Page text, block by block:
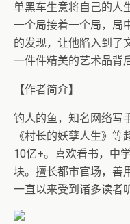
单黑车生意将自己的人
一个局接着一个局，局
的发现，让他陷入到了
一件件精美的艺术品背
【作者简介】
钓人的鱼，知名网络写
《村长的妖孽人生》
10亿+。喜欢看书，中
块。擅长都市官场，善
一直以来受到诸多读者